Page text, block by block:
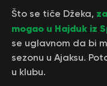
Što se tiče Džeka,
mogao u Hajduk iz
se uglavnom da bi
sezonu u Ajaksu.
u klubu.